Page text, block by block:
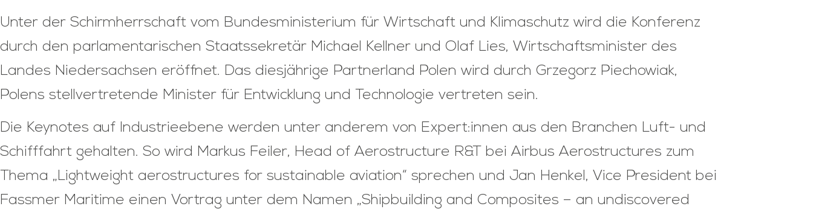
Unter der Schirmherrschaft vom Bundesministerium für Wirtschaft und Klimaschutz wird die Konferenz
durch den parlamentarischen Staatssekretär Michael Kellner und Olaf Lies, Wirtschaftsminister des
Landes Niedersachsen eröffnet. Das diesjährige Partnerland Polen wird durch Grzegorz Piechowiak,
Polens stellvertretende Minister für Entwicklung und Technologie vertreten sein.
Die Keynotes auf Industrieebene werden unter anderem von Expert:innen aus den Branchen Luft- und
Schifffahrt gehalten. So wird Markus Feiler, Head of Aerostructure R&T bei Airbus Aerostructures zum
Thema „Lightweight aerostructures for sustainable aviation“ sprechen und Jan Henkel, Vice President bei
Fassmer Maritime einen Vortrag unter dem Namen „Shipbuilding and Composites – an undiscovered